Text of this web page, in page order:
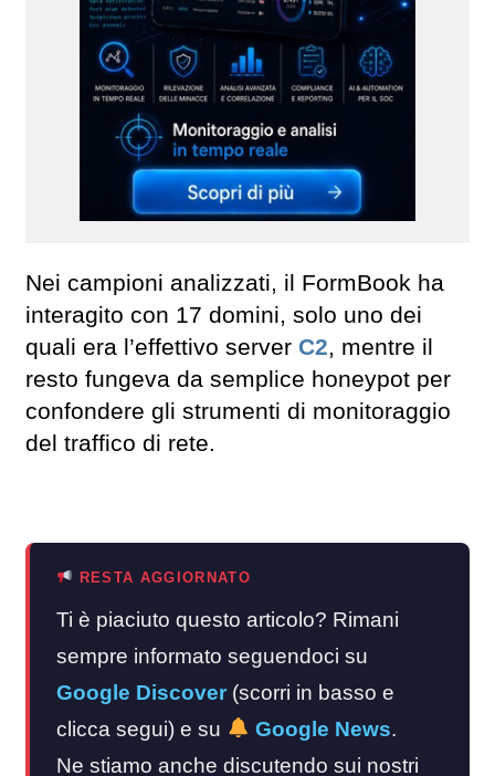
Nei campioni analizzati, il FormBook ha
interagito con 17 domini, solo uno dei
quali era l’effettivo server C2, mentre il
resto fungeva da semplice honeypot per
confondere gli strumenti di monitoraggio
del traffico di rete.
RESTA AGGIORNATO
Ti è piaciuto questo articolo? Rimani
sempre informato seguendoci su
Google Discover (scorri in basso e
clicca segui) e su
Google News.
Ne stiamo anche discutendo sui nostri